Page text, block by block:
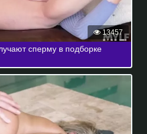
13457
сперму в подборке